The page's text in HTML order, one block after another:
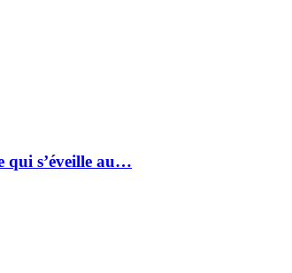
qui s’éveille au…